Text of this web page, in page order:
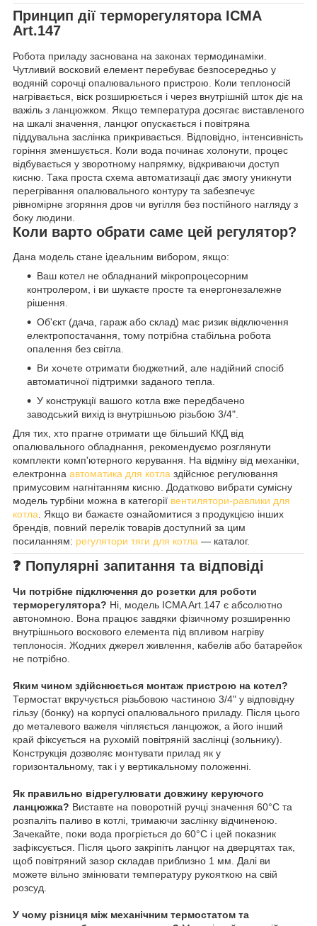
Принцип дії терморегулятора ICMA
Art.147
Робота приладу заснована на законах термодинаміки.
Чутливий восковий елемент перебуває безпосередньо у
водяній сорочці опалювального пристрою. Коли теплоносій
нагрівається, віск розширюється і через внутрішній шток діє на
важіль з ланцюжком. Якщо температура досягає виставленого
на шкалі значення, ланцюг опускається і повітряна
піддувальна заслінка прикривається. Відповідно, інтенсивність
горіння зменшується. Коли вода починає холонути, процес
відбувається у зворотному напрямку, відкриваючи доступ
кисню. Така проста схема автоматизації дає змогу уникнути
перегрівання опалювального контуру та забезпечує
рівномірне згоряння дров чи вугілля без постійного нагляду з
боку людини.
Коли варто обрати саме цей регулятор?
Дана модель стане ідеальним вибором, якщо:
Ваш котел не обладнаний мікропроцесорним
контролером, і ви шукаєте просте та енергонезалежне
рішення.
Об'єкт (дача, гараж або склад) має ризик відключення
електропостачання, тому потрібна стабільна робота
опалення без світла.
Ви хочете отримати бюджетний, але надійний спосіб
автоматичної підтримки заданого тепла.
У конструкції вашого котла вже передбачено
заводський вихід із внутрішньою різьбою 3/4".
Для тих, хто прагне отримати ще більший ККД від
опалювального обладнання, рекомендуємо розглянути
комплекти комп'ютерного керування. На відміну від механіки,
електронна автоматика для котла здійснює регулювання
примусовим нагнітанням кисню. Додатково вибрати сумісну
модель турбіни можна в категорії вентилятори-равлики для
котла. Якщо ви бажаєте ознайомитися з продукцією інших
брендів, повний перелік товарів доступний за цим
посиланням: регулятори тяги для котла — каталог.
❓ Популярні запитання та відповіді
Чи потрібне підключення до розетки для роботи
терморегулятора? Ні, модель ICMA Art.147 є абсолютно
автономною. Вона працює завдяки фізичному розширенню
внутрішнього воскового елемента під впливом нагріву
теплоносія. Жодних джерел живлення, кабелів або батарейок
не потрібно.
Яким чином здійснюється монтаж пристрою на котел?
Термостат вкручується різьбовою частиною 3/4" у відповідну
гільзу (бонку) на корпусі опалювального приладу. Після цього
до металевого важеля чіпляється ланцюжок, а його інший
край фіксується на рухомій повітряній заслінці (зольнику).
Конструкція дозволяє монтувати прилад як у
горизонтальному, так і у вертикальному положенні.
Як правильно відрегулювати довжину керуючого
ланцюжка? Виставте на поворотній ручці значення 60°C та
розпаліть паливо в котлі, тримаючи заслінку відчиненою.
Зачекайте, поки вода прогріється до 60°C і цей показник
зафіксується. Після цього закріпіть ланцюг на дверцятах так,
щоб повітряний зазор складав приблизно 1 мм. Далі ви
можете вільно змінювати температуру рукояткою на свій
розсуд.
У чому різниця між механічним термостатом та